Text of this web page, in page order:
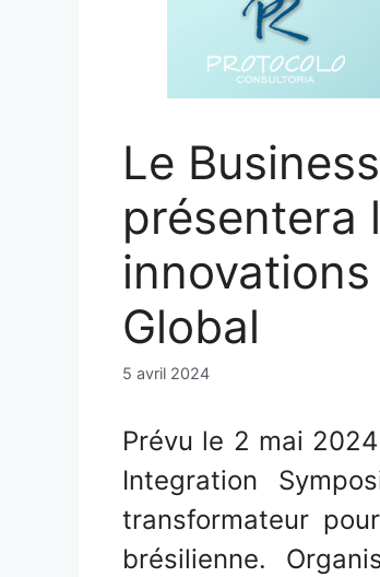
Le
présentera
Global
5 avril 2024
Prévu le 2 mai
Integration
transformateur
brésilienne.